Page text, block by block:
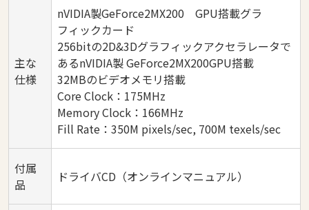
主な
仕様
nVIDIA製GeForce2MX200 GPU搭載グラ
フィックカード
256bitの2D&3Dグラフィックアクセラレータで
あるnVIDIA製 GeForce2MX200GPU搭載
32MBのビデオメモリ搭載
Core Clock：175MHz
Memory Clock：166MHz
Fill Rate：350M pixels/sec, 700M texels/sec
付属
品
ドライバCD（オンラインマニュアル）